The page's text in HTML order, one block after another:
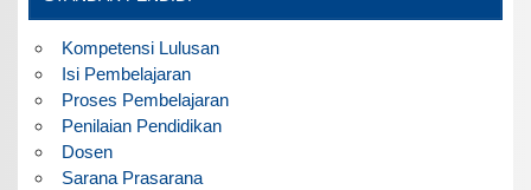
Kompetensi Lulusan
Isi Pembelajaran
Proses Pembelajaran
Penilaian Pendidikan
Dosen
Sarana Prasarana